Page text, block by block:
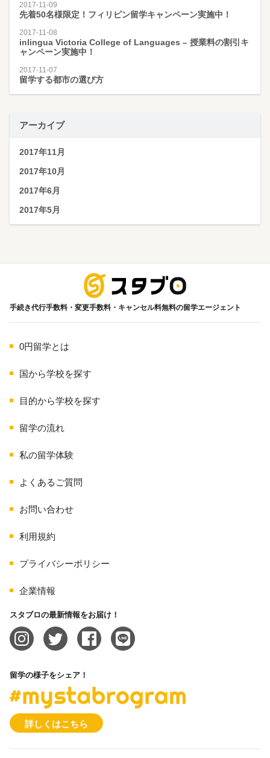
2017-11-09
先着50名様限定！フィリピン留学キャンペーン実施中！
2017-11-08
inlingua Victoria College of Languages – 授業料の割引キ
ャンペーン実施中！
2017-11-07
留学する都市の選び方
アーカイブ
2017年11月
2017年10月
2017年6月
2017年5月
手続き代行手数料・変更手数料・キャンセル料無料の留学エージェント
0円留学とは
国から学校を探す
目的から学校を探す
留学の流れ
私の留学体験
よくあるご質問
お問い合わせ
利用規約
プライバシーポリシー
企業情報
スタブロの最新情報をお届け！
留学の様子をシェア！
詳しくはこちら